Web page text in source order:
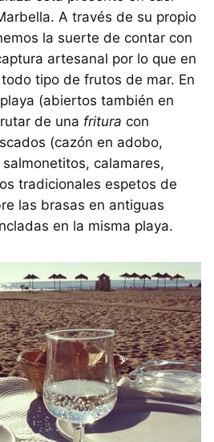
A través de su propio
la suerte de contar con
artesanal por lo que en
tipo de frutos de mar. En
(abiertos también en
de una fritura con
(cazón en adobo,
calamares,
tradicionales espetos de
las brasas en antiguas
en la misma playa.